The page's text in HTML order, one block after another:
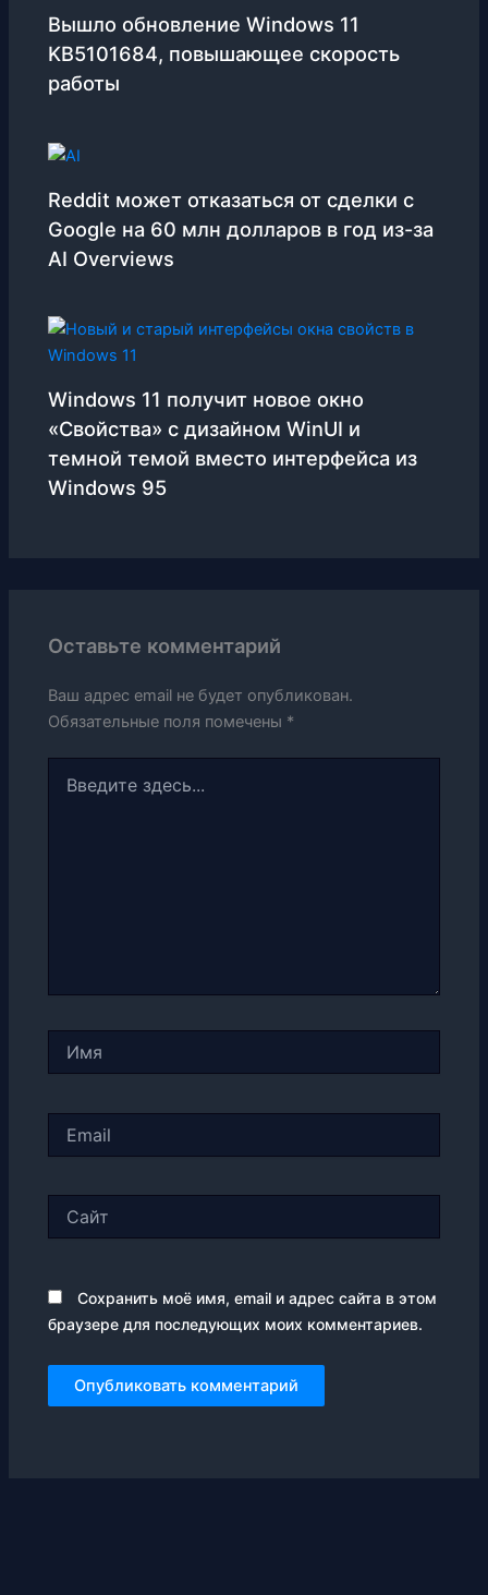
Вышло обновление Windows 11
KB5101684, повышающее скорость
работы
Reddit может отказаться от сделки с
Google на 60 млн долларов в год из-за
AI Overviews
Windows 11 получит новое окно
«Свойства» с дизайном WinUI и
темной темой вместо интерфейса из
Windows 95
Оставьте комментарий
Ваш адрес email не будет опубликован.
Обязательные поля помечены *
здесь...
Сохранить моё имя, email и адрес сайта в этом
браузере для последующих моих комментариев.